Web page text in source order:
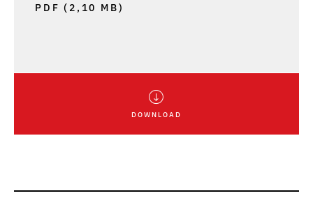
PDF (2,10 MB)
DOWNLOAD